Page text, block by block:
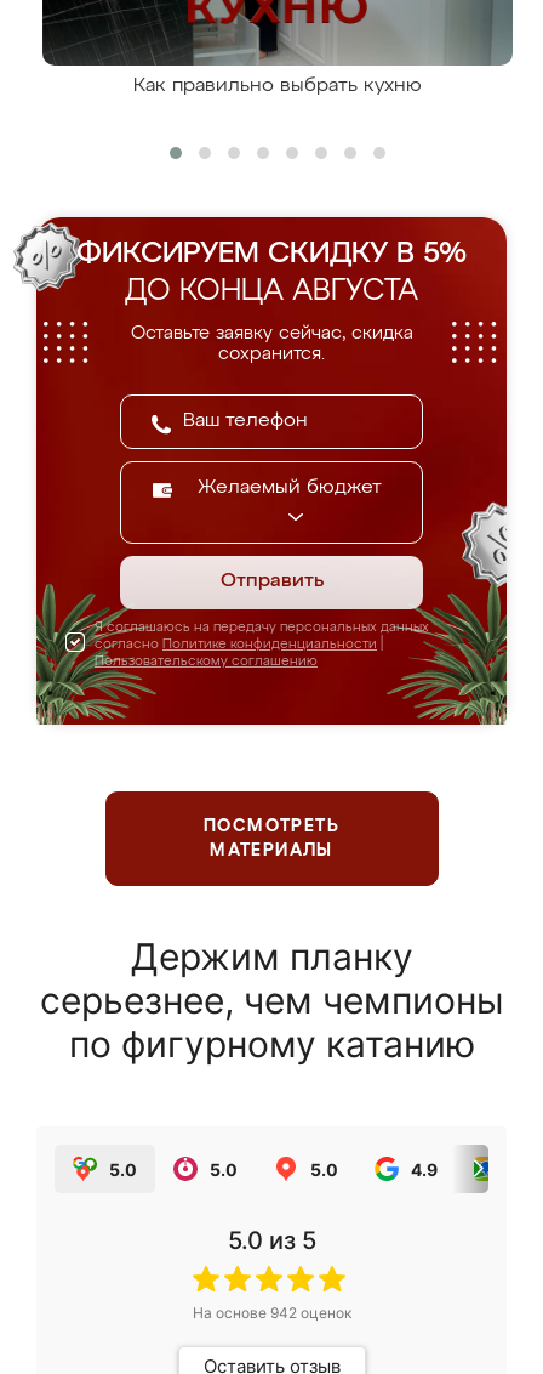
Как правильно выбрать кухню
ФИКСИРУЕМ СКИДКУ В 5%
ДО КОНЦА АВГУСТА
Оставьте заявку сейчас, скидка
сохранится.
Желаемый бюджет
Отправить
Я соглашаюсь на передачу персональных данных
согласно Политике конфиденциальности
Пользовательскому соглашению
ПОСМОТРЕТЬ
МАТЕРИАЛЫ
Держим планку
серьезнее, чем чемпионы
по фигурному катанию
5.0 5.0 5.0 4.9
5.0 из 5
На основе 942оценок
Оставить отзыв